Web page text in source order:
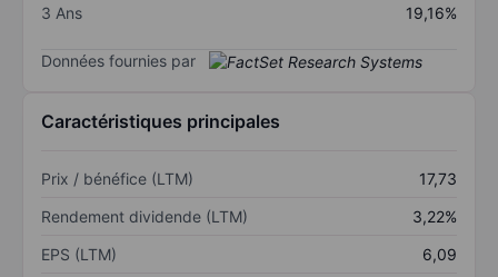
3 Ans
19,16%
Données fournies par
Caractéristiques principales
Prix / bénéfice (LTM)
17,73
Rendement dividende (LTM)
3,22%
EPS (LTM)
6,09